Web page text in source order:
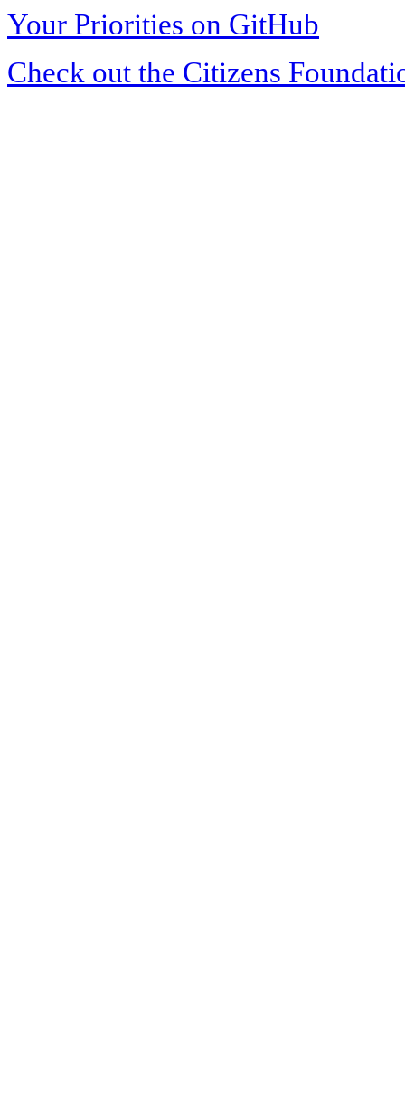
Your Priorities on GitHub
Check out the Citizens